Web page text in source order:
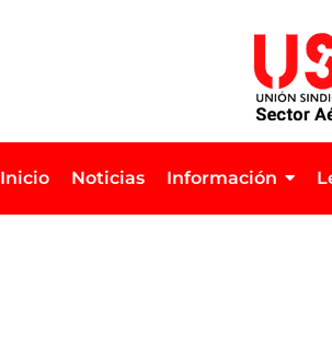
Inicio Noticias Información